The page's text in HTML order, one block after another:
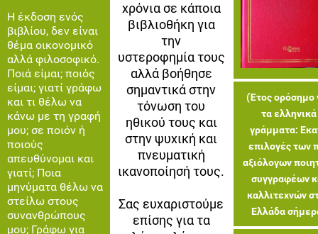
Η έκδοση ενός
βιβλίου, δεν είναι
θέμα οικονομικό
αλλά φιλοσοφικό.
Ποιά είμαι; ποιός
είμαι; γιατί γράφω
και τι θέλω να
κάνω με τη γραφή
μου; σε ποιόν ή
ποιούς
απευθύνομαι και
γιατί; Ποια
μηνύματα θέλω να
στείλω στους
συνανθρώπους
μου; Γράφω για
χρόνια σε κάποια
βιβλιοθήκη για
την
υστεροφημία τους
αλλά βοήθησε
σημαντικά στην
τόνωση του
ηθικού τους και
στην ψυχική και
πνευματική
ικανοποίησή τους.
Σας ευχαριστούμε
επίσης για τα
(Έτος ορόσημο
τα ελληνικά
γράμματα:
επιλογές των
αξιόλογων
συγγραφέων
καλλιτεχνών
Ελλάδα